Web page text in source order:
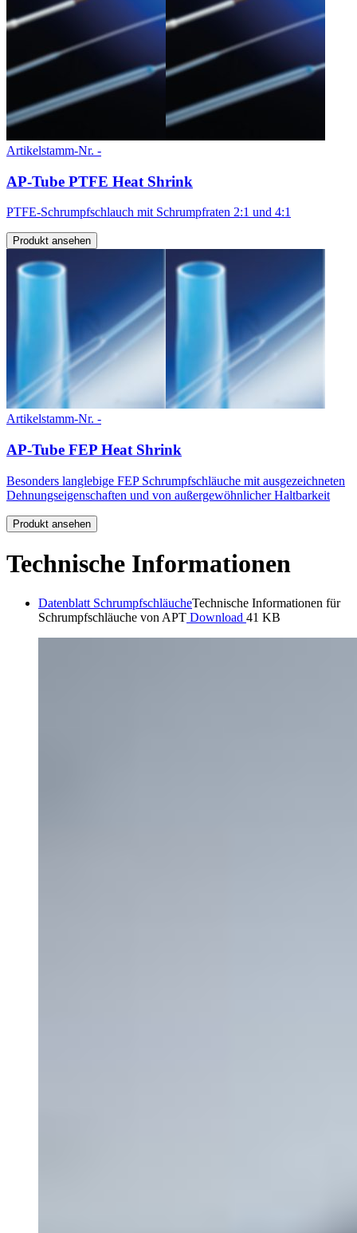
Artikelstamm-Nr. -
AP-Tube PTFE Heat Shrink
PTFE-Schrumpfschlauch mit Schrumpfraten 2:1 und 4:1
Produkt ansehen
Artikelstamm-Nr. -
AP-Tube FEP Heat Shrink
Besonders langlebige FEP Schrumpfschläuche mit ausgezeichneten
Dehnungseigenschaften und von außergewöhnlicher Haltbarkeit
Produkt ansehen
Technische Informationen
Datenblatt SchrumpfschläucheTechnische Informationen für
Schrumpfschläuche von APT Download 41 KB